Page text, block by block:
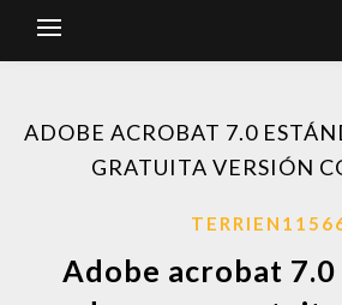
ADOBE ACROBAT 7.0
GRATUITA VERSIÓN
Adobe acrobat